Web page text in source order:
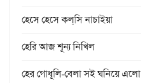
হেসে হেসে কল্‌সি নাচাইয়া
হেরি আজ শূন্য নিখিল
হের গোধূলি-বেলা সই ঘনিয়ে এলো